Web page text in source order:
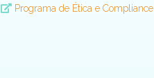
Programa de Ética e Compliance